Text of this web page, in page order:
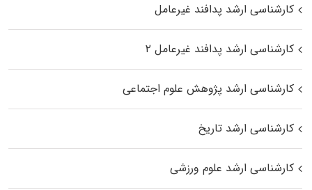
کارشناسی ارشد پدافند غیرعامل
کارشناسی ارشد پدافند غیرعامل ۲
کارشناسی ارشد پژوهش علوم اجتماعی
کارشناسی ارشد تاریخ
کارشناسی ارشد علوم ورزشی